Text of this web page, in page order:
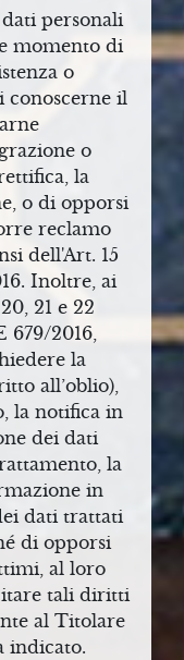
personali
momento di
o
conoscerne il
o
la
o di opporsi
reclamo
dell'Art. 15
Inoltre, ai
21 e 22
679/2016,
la
all’oblio),
la notifica in
dei dati
la
in
dati trattati
di opporsi
al loro
tali diritti
al Titolare
indicato.